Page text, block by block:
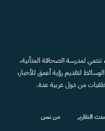
منصة إعلامية مستقلة، تأسست عام 2013، تنتمي لمدرسة الصحافة المتأنية،
لتقديم رؤية أعمق للأخبار،
من دول عربية عدة.
التقارير
من نحن